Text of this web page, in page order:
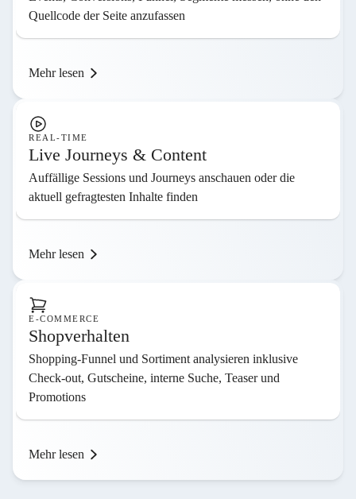
Quellcode der Seite anzufassen
Mehr lesen
REAL-TIME
Live Journeys & Content
Auffällige Sessions und Journeys anschauen oder die
aktuell gefragtesten Inhalte finden
Mehr lesen
E-COMMERCE
Shopverhalten
Shopping-Funnel und Sortiment analysieren inklusive
Check-out, Gutscheine, interne Suche, Teaser und
Promotions
Mehr lesen